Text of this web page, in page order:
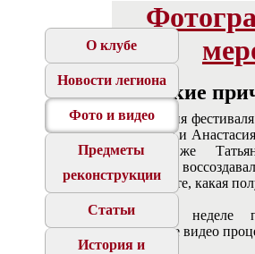
О клубе
Новости легиона
Фото и видео
Предметы
реконструкции
Статьи
История и
Женские
Все два дня
Голицына и
а так же
Hispana
Посмотрите, какая
На этой неделе
небольшое видео